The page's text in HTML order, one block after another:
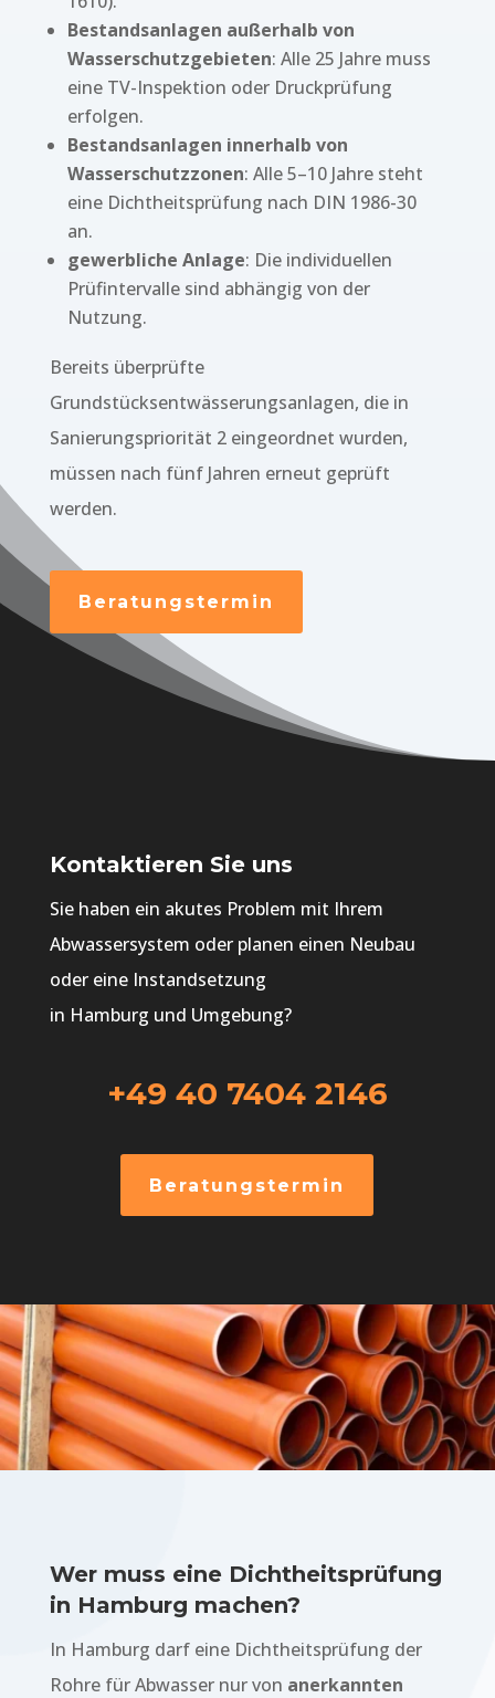
Bestandsanlagen außerhalb von
Wasserschutzgebieten: Alle 25 Jahre muss
eine TV-Inspektion oder Druckprüfung
erfolgen.
Bestandsanlagen innerhalb von
Wasserschutzzonen: Alle 5–10 Jahre steht
eine Dichtheitsprüfung nach DIN 1986-30
an.
gewerbliche Anlage: Die individuellen
Prüfintervalle sind abhängig von der
Nutzung.
Bereits überprüfte
Grundstücksentwässerungsanlagen, die in
Sanierungspriorität 2 eingeordnet wurden,
müssen nach fünf Jahren erneut geprüft
werden.
Beratungstermin
Kontaktieren Sie uns
Sie haben ein akutes Problem mit Ihrem
Abwassersystem oder planen einen Neubau
oder eine Instandsetzung
in Hamburg und Umgebung?
+49 40 7404 2146
Beratungstermin
Wer muss eine Dichtheitsprüfung
in Hamburg machen?
In Hamburg darf eine Dichtheitsprüfung der
Rohre für Abwasser nur von anerkannten